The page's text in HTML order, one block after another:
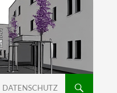
DATENSCHUTZ